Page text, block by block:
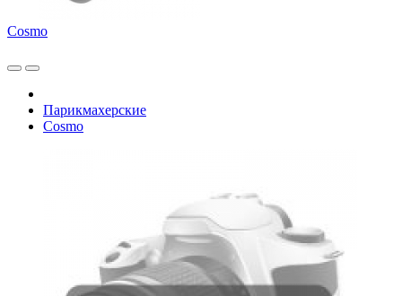
Cosmo
Парикмахерские
Cosmo